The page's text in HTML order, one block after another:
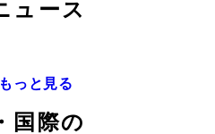
ュース
っと見る
国際の